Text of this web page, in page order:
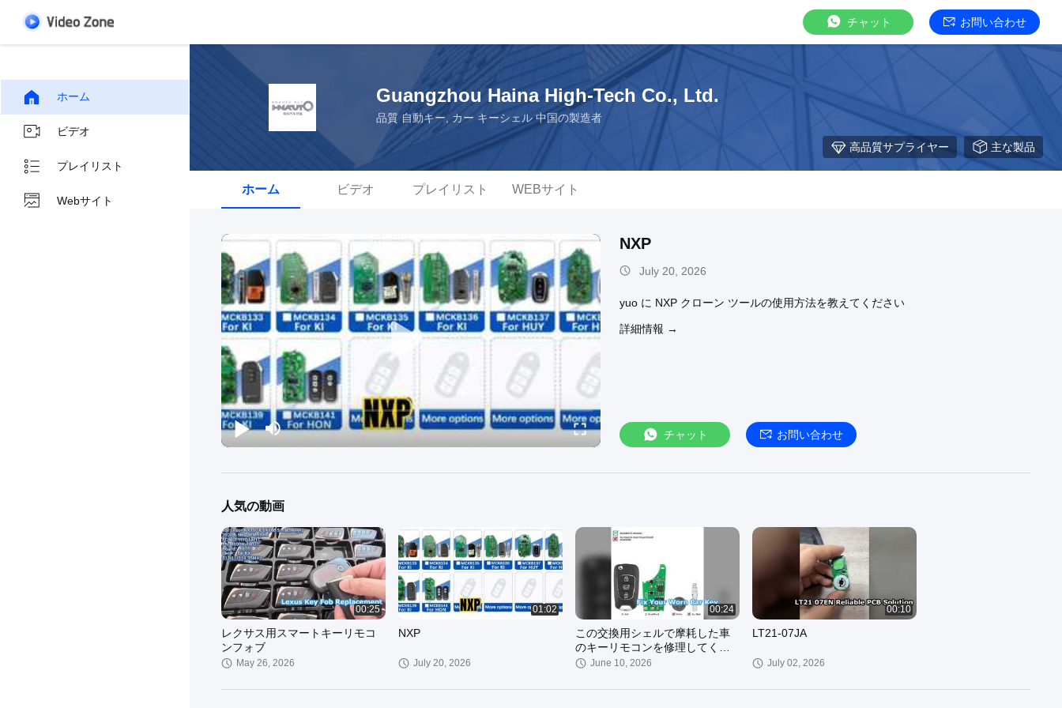
チャット お問い合わせ
ホーム
ビデオ
プレイリスト
Webサイト
Guangzhou Haina High-Tech Co., Ltd.
品質 自動キー, カー キーシェル 中国の製造者
高品質サプライヤー 主な製品
ホーム ビデオ プレイリスト WEBサイト
NXP
July 20, 2026
yuo に NXP クローン ツールの使用方法を教えてください
詳細情報 →
チャット お問い合わせ
人気の動画
00:25
レクサス用スマートキーリモコ
ンフォブ
May 26, 2026
01:02
NXP
July 20, 2026
00:24
この交換用シェルで摩耗した車
のキーリモコンを修理してくだ
さいJune 10, 2026
00:10
LT21-07JA
July 02, 2026